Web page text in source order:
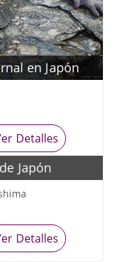
en Japón
Detalles
Japón
Detalles